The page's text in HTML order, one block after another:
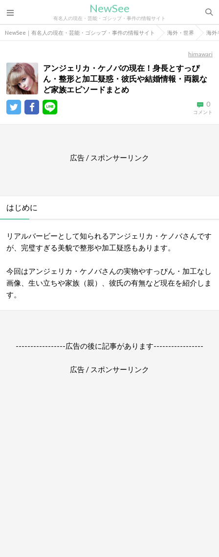
NewSee
有名人の現在・芸能・ゴシップ・事件の情報サイト
NewSee｜有名人の現在・芸能・ゴシップ・事件の情報サイト 海外・世界 海外
himawari
アンジェリカ・ケノバの現在！身長とすっぴ
ん・整形と加工疑惑・彼氏や結婚情報・両親な
ど家族エピソードまとめ
0
コメント
広告 / スポンサーリンク
はじめに
リアルバービーとして知られるアンジェリカ・ケノバさんです
が、完璧すぎる美貌で整形や加工疑惑もあります。
今回はアンジェリカ・ケノバさんの実物やすっぴん・加工なし
画像、生い立ちや家族（親）、彼氏の有無など現在を紹介しま
す。
-----------------広告の後に記事があります-----------------
広告 / スポンサーリンク